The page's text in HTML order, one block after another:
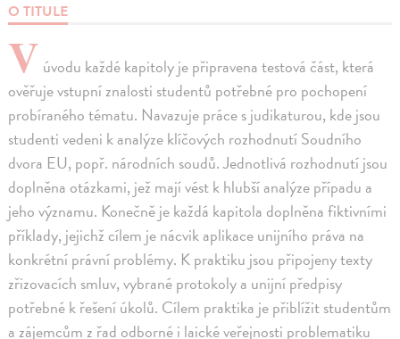
O TITULE
V úvodu každé kapitoly je připravena testová část, která
ověřuje vstupní znalosti studentů potřebné pro pochopení
probíraného tématu. Navazuje práce s judikaturou, kde jsou
studenti vedeni k analýze klíčových rozhodnutí Soudního
dvora EU, popř. národních soudů. Jednotlivá rozhodnutí jsou
doplněna otázkami, jež mají vést k hlubší analýze případu a
jeho významu. Konečně je každá kapitola doplněna fiktivními
příklady, jejichž cílem je nácvik aplikace unijního práva na
konkrétní právní problémy. K praktiku jsou připojeny texty
zřizovacích smluv, vybrané protokoly a unijní předpisy
potřebné k řešení úkolů. Cílem praktika je přiblížit studentům
a zájemcům z řad odborné i laické veřejnosti problematiku